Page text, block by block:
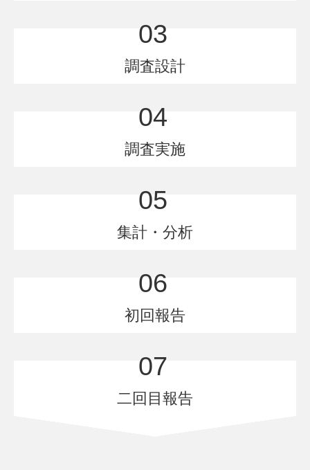
03
調査設計
04
調査実施
05
集計・分析
06
初回報告
07
二回目報告